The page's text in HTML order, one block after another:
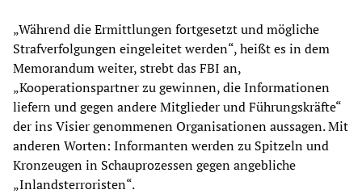
„Während die Ermittlungen fortgesetzt und mögliche
Strafverfolgungen eingeleitet werden“, heißt es in dem
Memorandum weiter, strebt das FBI an,
„Kooperationspartner zu gewinnen, die Informationen
liefern und gegen andere Mitglieder und Führungskräfte“
der ins Visier genommenen Organisationen aussagen. Mit
anderen Worten: Informanten werden zu Spitzeln und
Kronzeugen in Schauprozessen gegen angebliche
„Inlandsterroristen“.